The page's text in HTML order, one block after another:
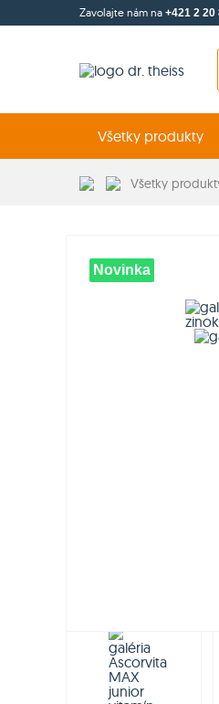
Zavolajte nám na +421 2 20
Všetky produkty
Všetky
Novinka